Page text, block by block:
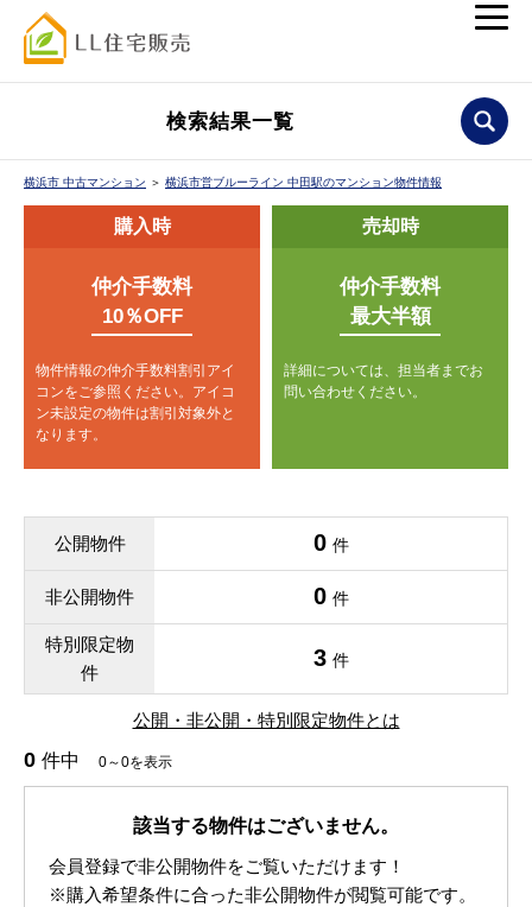
検索結果一覧
横浜市 中古マンション ＞ 横浜市営ブルーライン 中田駅のマンション物件情報
購入時
仲介手数料
10％OFF
物件情報の仲介手数料割引アイ
コンをご参照ください。 アイコ
ン未設定の物件は割引対象外と
なります。
売却時
仲介手数料
最大半額
詳細については、担当者までお
問い合わせください。
公開物件 0 件
非公開物件 0 件
特別限定物
件
3 件
公開・非公開・特別限定物件とは
0 件中 0～0を表示
該当する物件はございません。
会員登録で非公開物件をご覧いただけます！
※購入希望条件に合った非公開物件が閲覧可能です。